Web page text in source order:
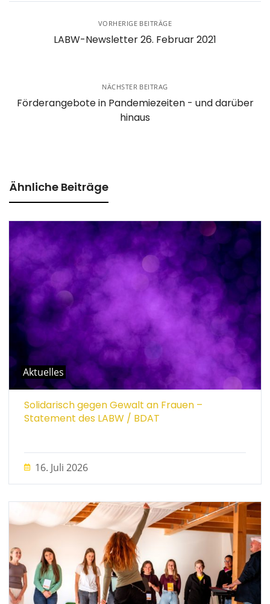
VORHERIGE BEITRÄGE
LABW-Newsletter 26. Februar 2021
NÄCHSTER BEITRAG
Förderangebote in Pandemiezeiten - und darüber
hinaus
Ähnliche Beiträge
Aktuelles
Solidarisch gegen Gewalt an Frauen –
Statement des LABW / BDAT
16. Juli 2026